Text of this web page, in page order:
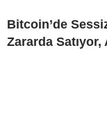
Bitcoin’de
Zararda